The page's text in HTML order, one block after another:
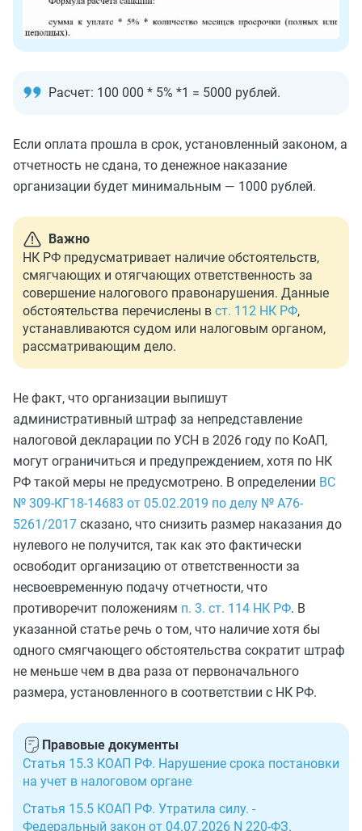
Расчет: 100 000 * 5% *1 = 5000 рублей.
Если оплата прошла в срок, установленный законом, а
отчетность не сдана, то денежное наказание
организации будет минимальным — 1000 рублей.
Важно
НК РФ предусматривает наличие обстоятельств,
смягчающих и отягчающих ответственность за
совершение налогового правонарушения. Данные
обстоятельства перечислены в ст. 112 НК РФ,
устанавливаются судом или налоговым органом,
рассматривающим дело.
Не факт, что организации выпишут
административный штраф за непредставление
налоговой декларации по УСН в 2026 году по КоАП,
могут ограничиться и предупреждением, хотя по НК
РФ такой меры не предусмотрено. В определении ВС
№ 309-КГ18-14683 от 05.02.2019 по делу № А76-
5261/2017 сказано, что снизить размер наказания до
нулевого не получится, так как это фактически
освободит организацию от ответственности за
несвоевременную подачу отчетности, что
противоречит положениям п. 3. ст. 114 НК РФ. В
указанной статье речь о том, что наличие хотя бы
одного смягчающего обстоятельства сократит штраф
не меньше чем в два раза от первоначального
размера, установленного в соответствии с НК РФ.
Правовые документы
Статья 15.3 КОАП РФ. Нарушение срока постановки
на учет в налоговом органе
Статья 15.5 КОАП РФ. Утратила силу. -
Федеральный закон от 04.07.2026 N 220-ФЗ.